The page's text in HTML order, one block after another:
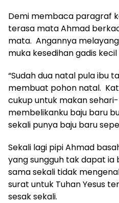
Demi membaca paragraf
terasa mata Ahmad
mata. Angannya
muka kesedihan gadis
“Sudah dua natal pula ibu
membuat pohon natal.
cukup untuk makan
membelikanku baju baru
sekali punya baju baru
Sekali lagi pipi Ahmad
yang sungguh tak dapat ia
sama sekali tidak
surat untuk Tuhan Yesus
sesak sekali.